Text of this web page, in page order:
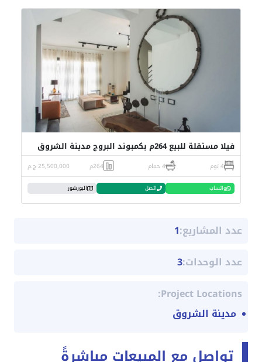
فيلا مستقلة للبيع 264م بكمبوند البروج مدينة الشروق
4 نوم 4 حمام 264م 25,500,000 ج.م
واتساب اتصل البورشور
عدد المشاريع:1
عدد الوحدات:3
Project Locations:
مدينة الشروق
تواصل مع المبيعات مباشرةً